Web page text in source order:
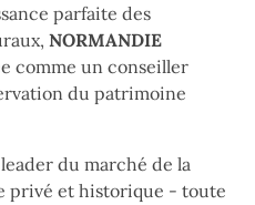
parfaite des
NORMANDIE
comme un conseiller
du patrimoine
du marché de la
privé et historique - toute